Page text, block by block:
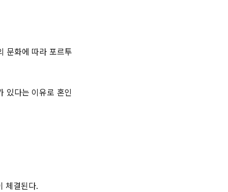
문화에 따라 포르투
있다는 이유로 혼인
체결된다.